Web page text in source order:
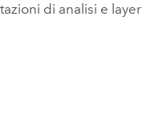
di analisi e layer